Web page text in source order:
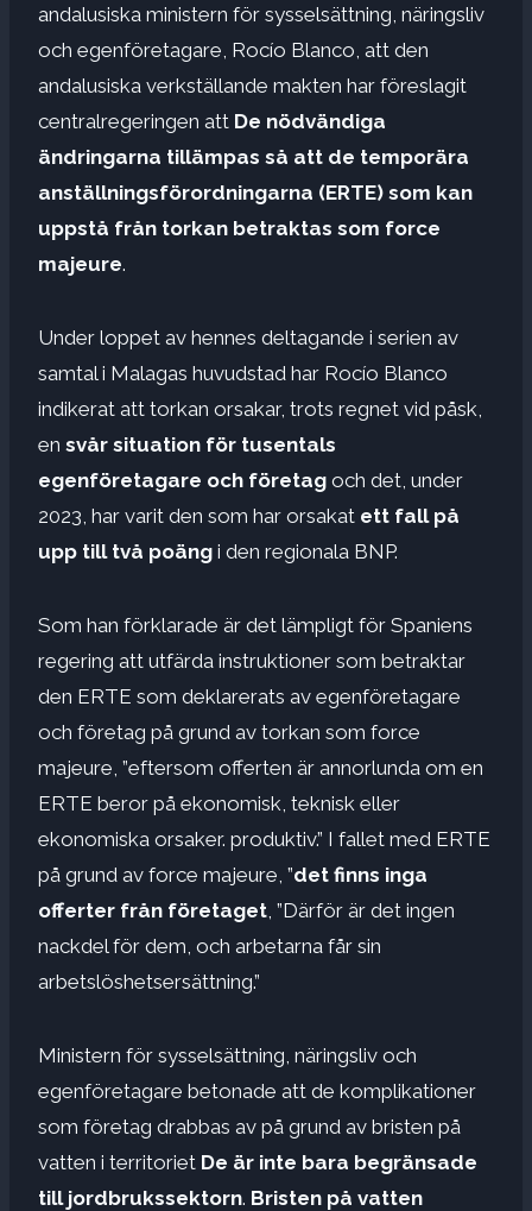
andalusiska ministern för sysselsättning, näringsliv
och egenföretagare, Rocío Blanco, att den
andalusiska verkställande makten har föreslagit
centralregeringen att De nödvändiga
ändringarna tillämpas så att de temporära
anställningsförordningarna (ERTE) som kan
uppstå från torkan betraktas som force
majeure.
Under loppet av hennes deltagande i serien av
samtal i Malagas huvudstad har Rocío Blanco
indikerat att torkan orsakar, trots regnet vid påsk,
en svår situation för tusentals
egenföretagare och företag och det, under
2023, har varit den som har orsakat ett fall på
upp till två poäng i den regionala BNP.
Som han förklarade är det lämpligt för Spaniens
regering att utfärda instruktioner som betraktar
den ERTE som deklarerats av egenföretagare
och företag på grund av torkan som force
majeure, ”eftersom offerten är annorlunda om en
ERTE beror på ekonomisk, teknisk eller
ekonomiska orsaker. produktiv.” I fallet med ERTE
på grund av force majeure, ”det finns inga
offerter från företaget ”Därför är det ingen
nackdel för dem, och arbetarna får sin
arbetslöshetsersättning.”
Ministern för sysselsättning, näringsliv och
egenföretagare betonade att de komplikationer
som företag drabbas av på grund av bristen på
vatten i territoriet De är inte bara begränsade
till jordbrukssektorn. Bristen på vatten